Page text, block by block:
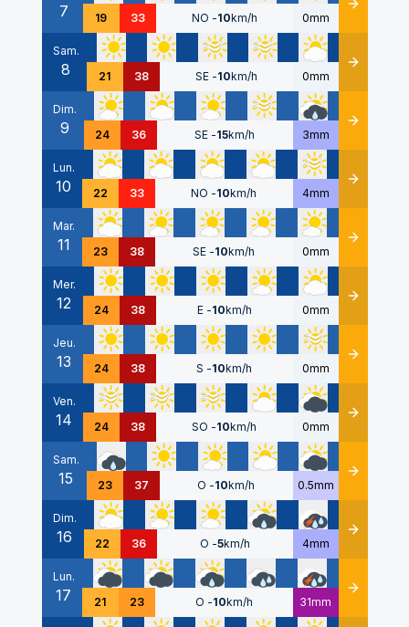
7 19 33 NO -10km/h 0mm Détails
Sam.
8 21 38 SE -10km/h 0mm Détails
Dim.
9 24 36 SE -15km/h 3mm Détails
Lun.
10 22 33 NO -10km/h 4mm Détails
Mar.
11 23 38 SE -10km/h 0mm Détails
Mer.
12 24 38 E -10km/h 0mm Détails
Jeu.
13 24 38 S -10km/h 0mm Détails
Ven.
14 24 38 SO -10km/h 0mm Détails
Sam.
15 23 37 O -10km/h 0.5mm Détails
Dim.
16 22 36 O -5km/h 4mm Détails
Lun.
17 21 23 O -10km/h 31mm Détails